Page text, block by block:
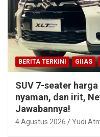
BERITA TERKINI GIIAS
SUV 7-seater
nyaman, dan irit,
Jawabannya!
4 Agustus 2026 Yudi